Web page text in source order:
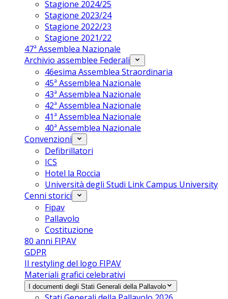
Stagione 2024/25
Stagione 2023/24
Stagione 2022/23
Stagione 2021/22
47ª Assemblea Nazionale
Archivio assemblee Federali
46esima Assemblea Straordinaria
45ª Assemblea Nazionale
43ª Assemblea Nazionale
42ª Assemblea Nazionale
41ª Assemblea Nazionale
40ª Assemblea Nazionale
Convenzioni
Defibrillatori
ICS
Hotel la Roccia
Università degli Studi Link Campus University
Cenni storici
Fipav
Pallavolo
Costituzione
80 anni FIPAV
GDPR
Il restyling del logo FIPAV
Materiali grafici celebrativi
I documenti degli Stati Generali della Pallavolo